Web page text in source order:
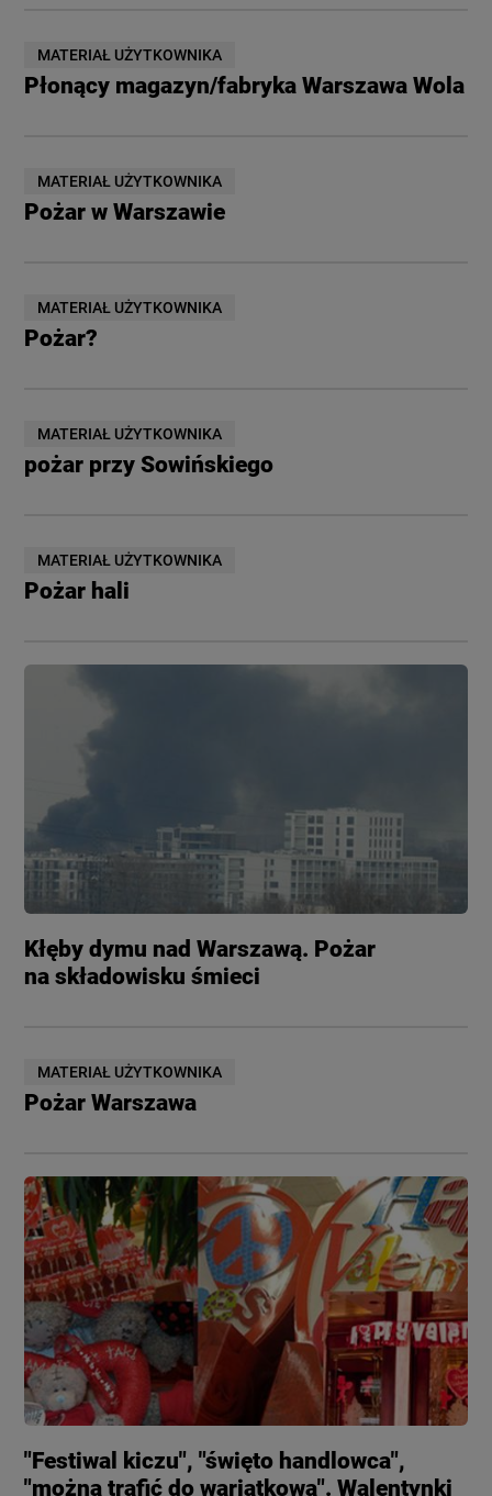
MATERIAŁ UŻYTKOWNIKA
Płonący magazyn/fabryka Warszawa Wola
MATERIAŁ UŻYTKOWNIKA
Pożar w Warszawie
MATERIAŁ UŻYTKOWNIKA
Pożar?
MATERIAŁ UŻYTKOWNIKA
pożar przy Sowińskiego
MATERIAŁ UŻYTKOWNIKA
Pożar hali
Kłęby dymu nad Warszawą. Pożar
na składowisku śmieci
MATERIAŁ UŻYTKOWNIKA
Pożar Warszawa
"Festiwal kiczu", "święto handlowca",
"można trafić do wariatkowa". Walentynki